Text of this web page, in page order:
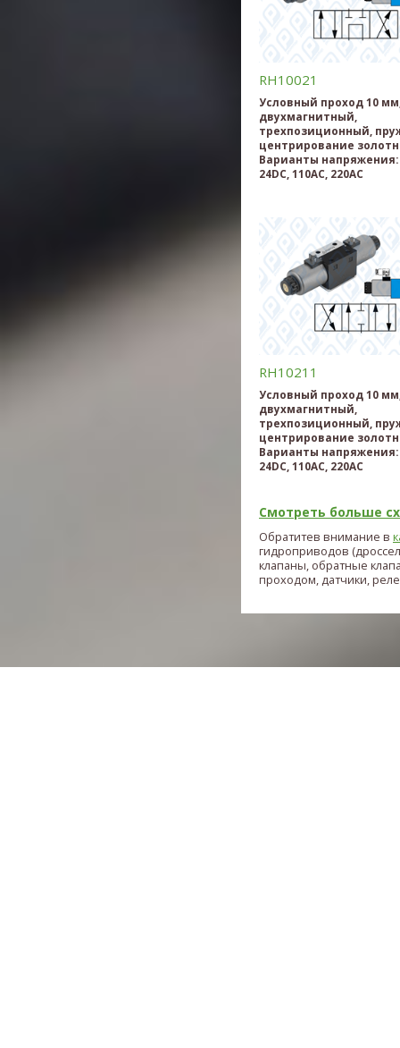
RH10021
Условный проход 10
двухмагнитный,
трехпозиционный,
центрирование
Варианты напряжения:
24DC, 110AC, 220AC
RH10211
Условный проход 10
двухмагнитный,
трехпозиционный,
центрирование
Варианты напряжения:
24DC, 110AC, 220AC
Смотреть больше
Обратитев внимание в
гидроприводов
клапаны, обратные
проходом, датчики, реле